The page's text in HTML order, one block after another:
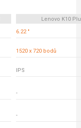
Lenovo K10
6.22 "
1520 x 720 bodů
IPS
-
-